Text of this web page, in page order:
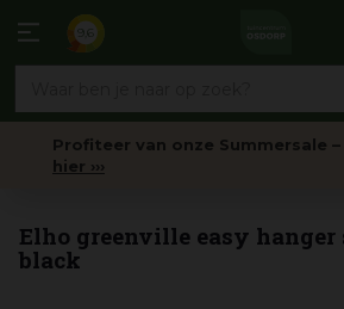
naar
Profiteer van onze Summersale –
hier ›››
Elho greenville easy
black